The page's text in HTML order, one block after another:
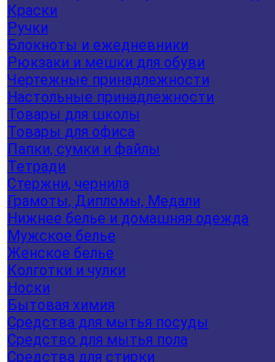
Краски
Ручки
Блокноты и ежедневники
Рюкзаки и мешки для обуви
Чертежные принадлежности
Настольные принадлежности
Товары для школы
Товары для офиса
Папки, сумки и файлы
Тетради
Стержни, чернила
Грамоты, Дипломы, Медали
Нижнее белье и домашняя одежда
Мужское белье
Женское белье
Колготки и чулки
Носки
Бытовая химия
Средства для мытья посуды
Средство для мытья пола
Средства для стирки